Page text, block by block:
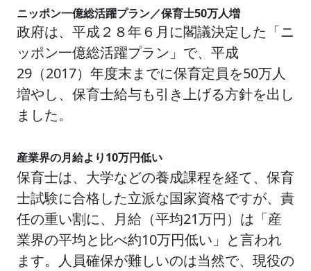
ニッポン一億総活躍プラン／保育士50万人増
政府は、平成２８年６月に閣議決定した「ニ
ッポン一億総活躍プラン」で、平成
29（2017）年度末までに保育定員を50万人
増やし、保育士給与も引き上げる方針を出し
ました。
産業界の月給より10万円低い
保育士は、大学などの養成課程を経て、保育
士試験に合格した立派な国家資格ですが、責
任の重い割に、月給（平均21万円）は「産
業界の平均と比べ約10万円低い」と言われ
ます。人員確保が難しいのは当然で、現役の